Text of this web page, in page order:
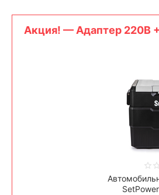
Акция! — Адаптер 220В